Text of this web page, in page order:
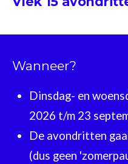
Wanneer?
Dinsdag- en
2026 t/m 23
De avondritten
(dus geen